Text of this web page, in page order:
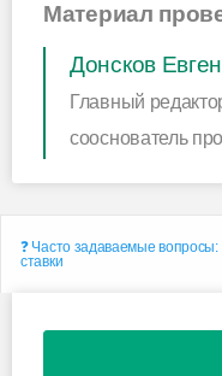
Материал
Донсков
Главный
сооснователь
❓ Часто задаваемые
ставки